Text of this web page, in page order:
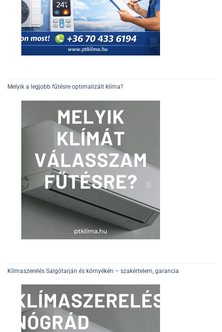
Melyik a legjobb fűtésre optimalizált klíma?
Klímaszerelés Salgótarján és környékén – szakértelem, garancia